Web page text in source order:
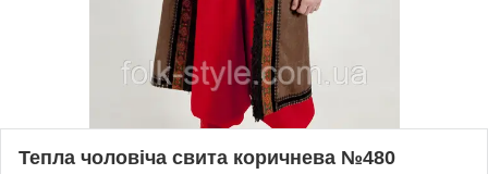
Тепла чоловіча свита коричнева №480